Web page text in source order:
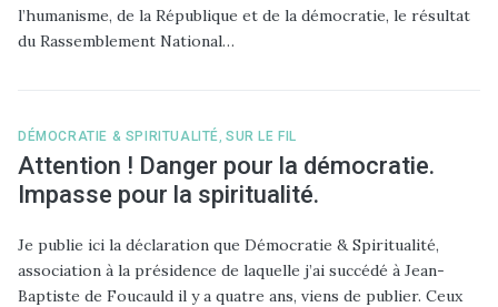
l’humanisme, de la République et de la démocratie, le résultat
du Rassemblement National…
DÉMOCRATIE & SPIRITUALITÉ SUR LE FIL
Attention ! Danger pour la démocratie.
Impasse pour la spiritualité.
Je publie ici la déclaration que Démocratie & Spiritualité,
association à la présidence de laquelle j’ai succédé à Jean-
Baptiste de Foucauld il y a quatre ans, viens de publier. Ceux